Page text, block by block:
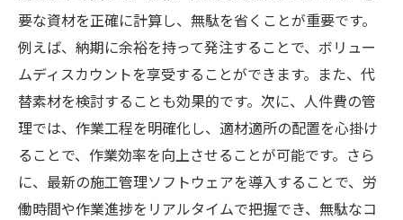
要な資材を正確に計算し、無駄を省くことが重要です。
例えば、納期に余裕を持って発注することで、ボリュー
ムディスカウントを享受することができます。また、代
替素材を検討することも効果的です。次に、人件費の管
理では、作業工程を明確化し、適材適所の配置を心掛け
ることで、作業効率を向上させることが可能です。さら
に、最新の施工管理ソフトウェアを導入することで、労
働時間や作業進捗をリアルタイムで把握でき、無駄なコ